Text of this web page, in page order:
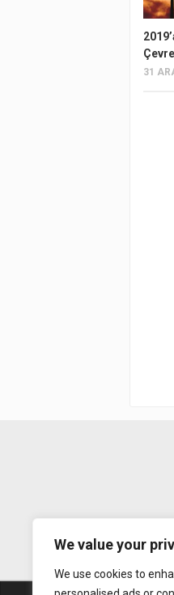
We value your
We use cookies to
Çevre
31